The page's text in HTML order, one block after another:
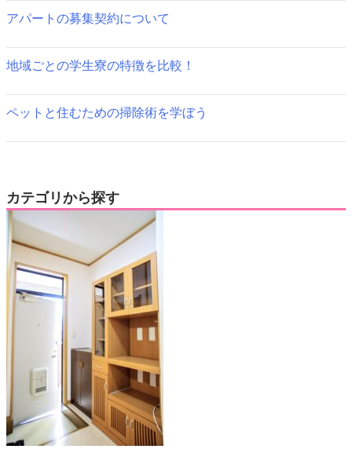
シ
ン
アパートの募集契約について
地域ごとの学生寮の特徴を比較！
ペットと住むための掃除術を学ぼう
カテゴリから探す